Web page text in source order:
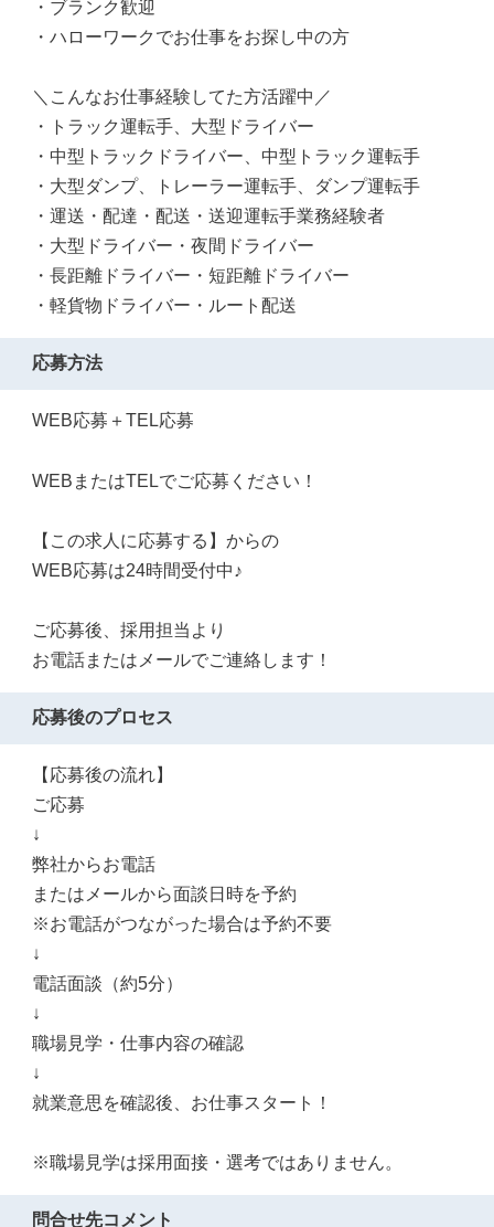
・ブランク歓迎
・ハローワークでお仕事をお探し中の方
＼こんなお仕事経験してた方活躍中／
・トラック運転手、大型ドライバー
・中型トラックドライバー、中型トラック運転手
・大型ダンプ、トレーラー運転手、ダンプ運転手
・運送・配達・配送・送迎運転手業務経験者
・大型ドライバー・夜間ドライバー
・長距離ドライバー・短距離ドライバー
・軽貨物ドライバー・ルート配送
応募方法
WEB応募＋TEL応募
WEBまたはTELでご応募ください！
【この求人に応募する】からの
WEB応募は24時間受付中♪
ご応募後、採用担当より
お電話またはメールでご連絡します！
応募後のプロセス
【応募後の流れ】
ご応募
↓
弊社からお電話
またはメールから面談日時を予約
※お電話がつながった場合は予約不要
↓
電話面談（約5分）
↓
職場見学・仕事内容の確認
↓
就業意思を確認後、お仕事スタート！
※職場見学は採用面接・選考ではありません。
問合せ先コメント